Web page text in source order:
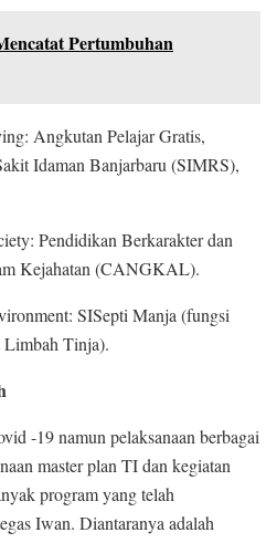
Pertumbuhan
Angkutan Pelajar Gratis,
Idaman Banjarbaru (SIMRS),
Pendidikan Berkarakter dan
Kejahatan (CANGKAL).
SISepti Manja (fungsi
Limbah Tinja).
-19 namun pelaksanaan berbagai
master plan TI dan kegiatan
program yang telah
Iwan. Diantaranya adalah